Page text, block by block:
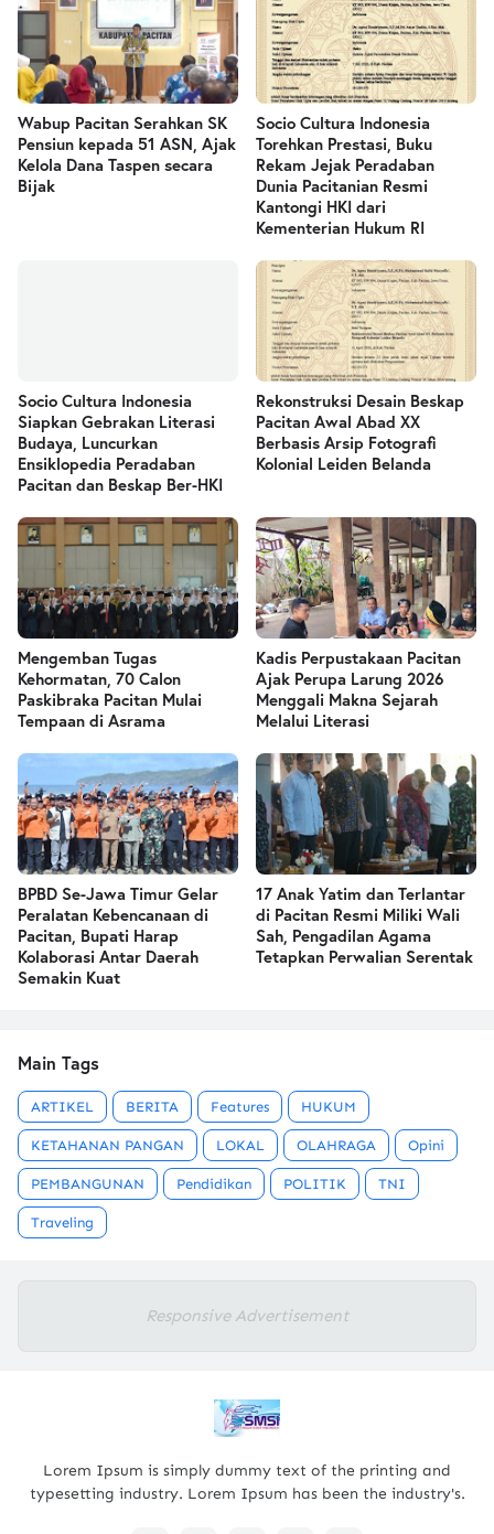
Wabup Pacitan Serahkan SK
Pensiun kepada 51 ASN, Ajak
Kelola Dana Taspen secara
Bijak
Socio Cultura Indonesia
Torehkan Prestasi, Buku
Rekam Jejak Peradaban
Dunia Pacitanian Resmi
Kantongi HKI dari
Kementerian Hukum RI
Socio Cultura Indonesia
Siapkan Gebrakan Literasi
Budaya, Luncurkan
Ensiklopedia Peradaban
Pacitan dan Beskap Ber-HKI
Rekonstruksi Desain Beskap
Pacitan Awal Abad XX
Berbasis Arsip Fotografi
Kolonial Leiden Belanda
Mengemban Tugas
Kehormatan, 70 Calon
Paskibraka Pacitan Mulai
Tempaan di Asrama
Kadis Perpustakaan Pacitan
Ajak Perupa Larung 2026
Menggali Makna Sejarah
Melalui Literasi
BPBD Se-Jawa Timur Gelar
Peralatan Kebencanaan di
Pacitan, Bupati Harap
Kolaborasi Antar Daerah
Semakin Kuat
17 Anak Yatim dan Terlantar
di Pacitan Resmi Miliki Wali
Sah, Pengadilan Agama
Tetapkan Perwalian Serentak
Main Tags
ARTIKEL BERITA Features HUKUM
KETAHANAN PANGAN LOKAL OLAHRAGA Opini
PEMBANGUNAN Pendidikan POLITIK TNI
Traveling
Responsive Advertisement
Lorem Ipsum is simply dummy text of the printing and
typesetting industry. Lorem Ipsum has been the industry's.